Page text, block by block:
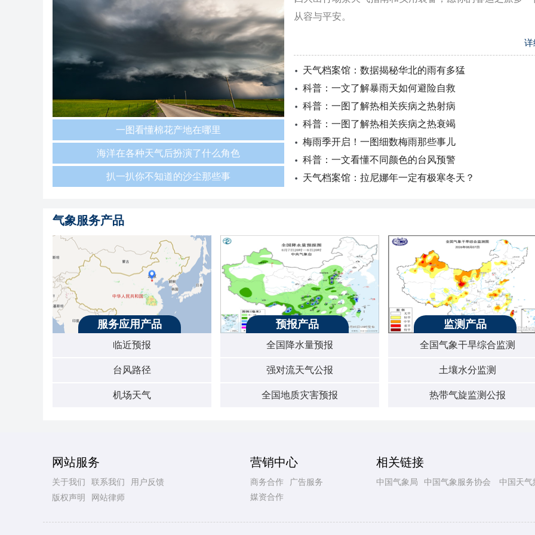
一图看懂棉花产地在哪里
海洋在各种天气后扮演了什么角色
扒一扒你不知道的沙尘那些事
从容与平安。
详
天气档案馆：数据揭秘华北的雨有多猛
科普：一文了解暴雨天如何避险自救
科普：一图了解热相关疾病之热射病
科普：一图了解热相关疾病之热衰竭
梅雨季开启！一图细数梅雨那些事儿
科普：一文看懂不同颜色的台风预警
天气档案馆：拉尼娜年一定有极寒冬天？
气象服务产品
服务应用产品
临近预报
台风路径
机场天气
预报产品
全国降水量预报
强对流天气公报
全国地质灾害预报
监测产品
全国气象干旱综合监测
土壤水分监测
热带气旋监测公报
网站服务
关于我们 联系我们
用户反馈
版权声明
网站律师
营销中心
商务合作
广告服务
媒资合作
相关链接
中国气象局 中国气象服务协会 中国天气